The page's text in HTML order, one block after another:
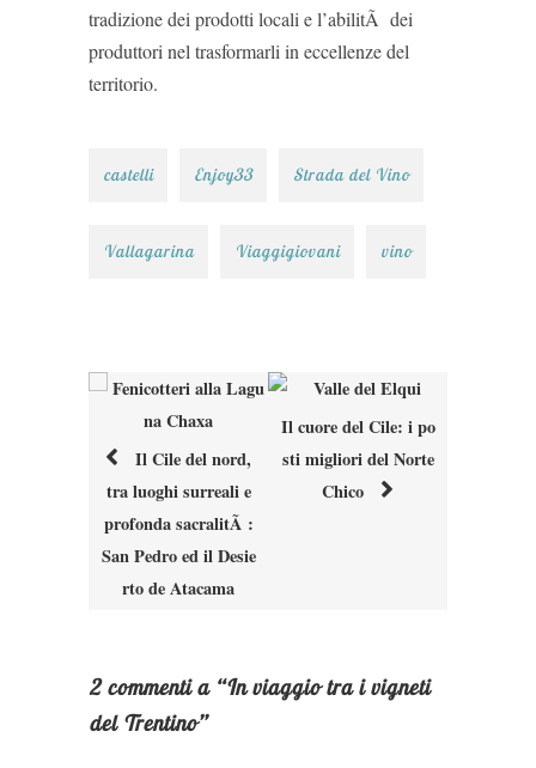
tradizione dei prodotti locali e l’abilitÃ dei
produttori nel trasformarli in eccellenze del
territorio.
castelli Enjoy33 Strada del Vino
Vallagarina Viaggigiovani vino
Post
navigation
Il Cile del nord,
tra luoghi surreali e
profonda sacralitÃ :
San Pedro ed il Desie
rto de Atacama
Il cuore del Cile: i po
sti migliori del Norte
Chico
2 commenti a “In viaggio tra i vigneti
del Trentino”